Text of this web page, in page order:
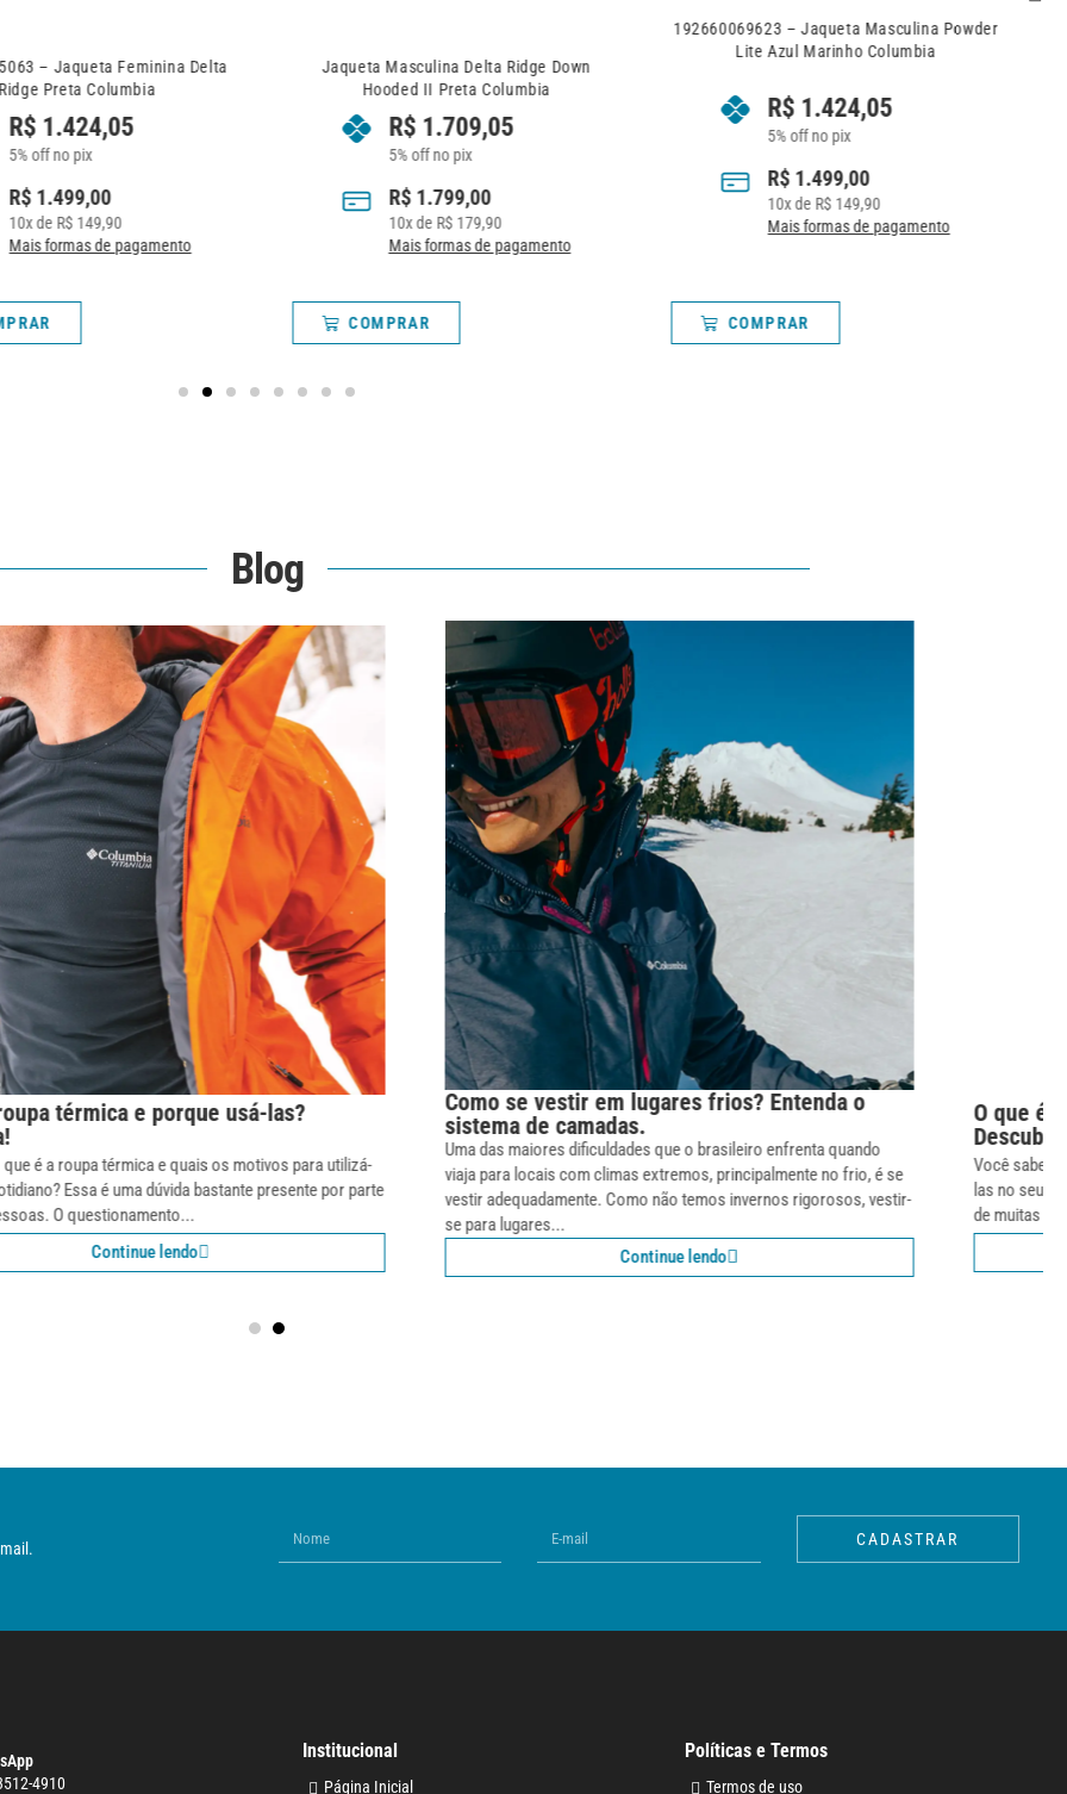
– Jaqueta Feminina Delta
Preta Columbia
R$ 1.424,05
5% off no pix
R$ 1.499,00
10x de R$ 149,90
Mais formas de pagamento
Jaqueta Masculina Delta Ridge Down
Hooded II Preta Columbia
R$ 1.709,05
5% off no pix
R$ 1.799,00
10x de R$ 179,90
Mais formas de pagamento
COMPRAR
192660069623 – Jaqueta Masculina Powder
Lite Azul Marinho Columbia
R$ 1.424,05
5% off no pix
R$ 1.499,00
10x de R$ 149,90
Mais formas de pagamento
COMPRAR
Blog
Como se vestir em lugares frios? Entenda o
sistema de camadas.
Uma das maiores dificuldades que o brasileiro enfrenta quando
viaja para locais com climas extremos, principalmente no frio, é se
vestir adequadamente. Como não temos invernos rigorosos, vestir-
se para lugares...
Continue lendo
O que é roupa térmica e porque usá-las?
Descubra!
Você sabe o que é a roupa térmica e quais os motivos para utilizá-
las no seu cotidiano? Essa é uma dúvida bastante presente por parte
de muitas pessoas. O questionamento...
CADASTRAR
4910
Institucional
Página Inicial
Políticas e Termos
Termos de uso